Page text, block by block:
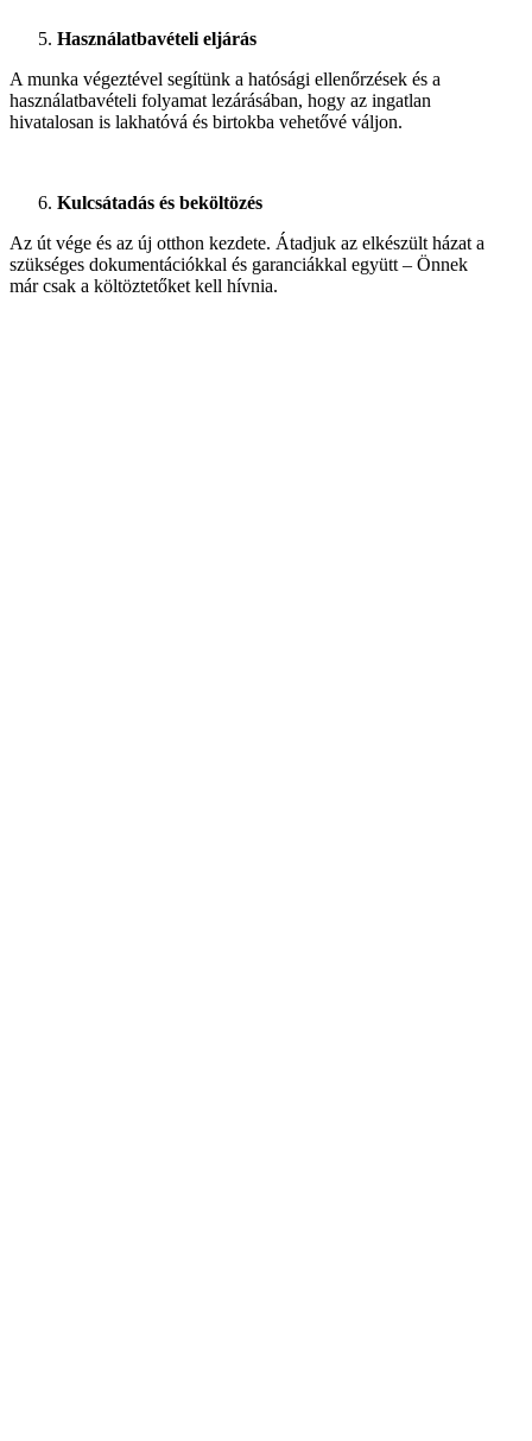
Használatbavételi eljárás
A munka végeztével segítünk a hatósági ellenőrzések és a
használatbavételi folyamat lezárásában, hogy az ingatlan
hivatalosan is lakhatóvá és birtokba vehetővé váljon.
Kulcsátadás és beköltözés
Az út vége és az új otthon kezdete. Átadjuk az elkészült házat a
szükséges dokumentációkkal és garanciákkal együtt – Önnek
már csak a költöztetőket kell hívnia.